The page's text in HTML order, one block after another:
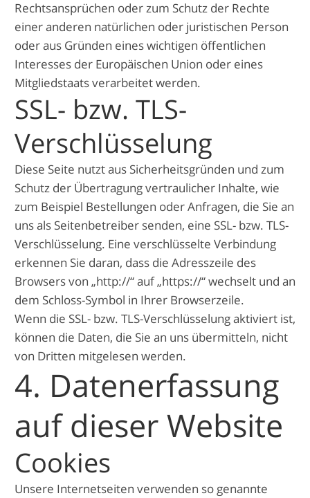
Rechtsansprüchen oder zum Schutz der Rechte
einer anderen natürlichen oder juristischen Person
oder aus Gründen eines wichtigen öffentlichen
Interesses der Europäischen Union oder eines
Mitgliedstaats verarbeitet werden.
SSL- bzw. TLS-
Verschlüsselung
Diese Seite nutzt aus Sicherheitsgründen und zum
Schutz der Übertragung vertraulicher Inhalte, wie
zum Beispiel Bestellungen oder Anfragen, die Sie an
uns als Seitenbetreiber senden, eine SSL- bzw. TLS-
Verschlüsselung. Eine verschlüsselte Verbindung
erkennen Sie daran, dass die Adresszeile des
Browsers von „http://“ auf „https://“ wechselt und an
dem Schloss-Symbol in Ihrer Browserzeile.
Wenn die SSL- bzw. TLS-Verschlüsselung aktiviert ist,
können die Daten, die Sie an uns übermitteln, nicht
von Dritten mitgelesen werden.
4. Datenerfassung
auf dieser Website
Cookies
Unsere Internetseiten verwenden so genannte